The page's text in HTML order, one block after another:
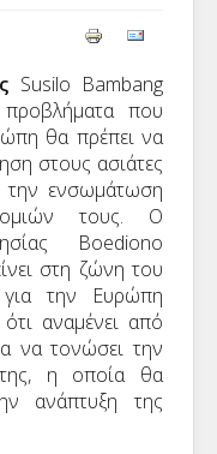
Susilo Bambang
που
θα πρέπει να
στους ασιάτες
την ενσωμάτωση
τους. Ο
Boediono
στη ζώνη του
την Ευρώπη
αναμένει από
να τονώσει την
της, η οποία θα
ανάπτυξη της